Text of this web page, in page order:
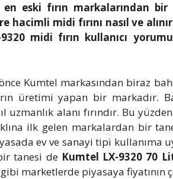
en eski fırın markalarından
hacimli midi fırını nasıl ve
midi fırın kullanıcı
Kumtel markasından biraz
üretimi yapan bir markadır.
uzmanlık alanı fırındır. Bu
ilk gelen markalardan bir
ev ve sanayi tipi kullanıma
tanesi de Kumtel LX-9320 70
gibi marketlerde piyasaya fiyatının